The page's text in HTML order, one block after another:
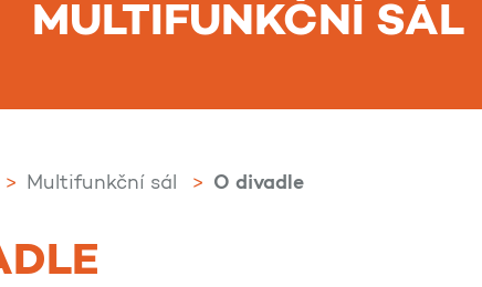
MULTIFUNKČNÍ SÁL
Multifunkční sál O divadle